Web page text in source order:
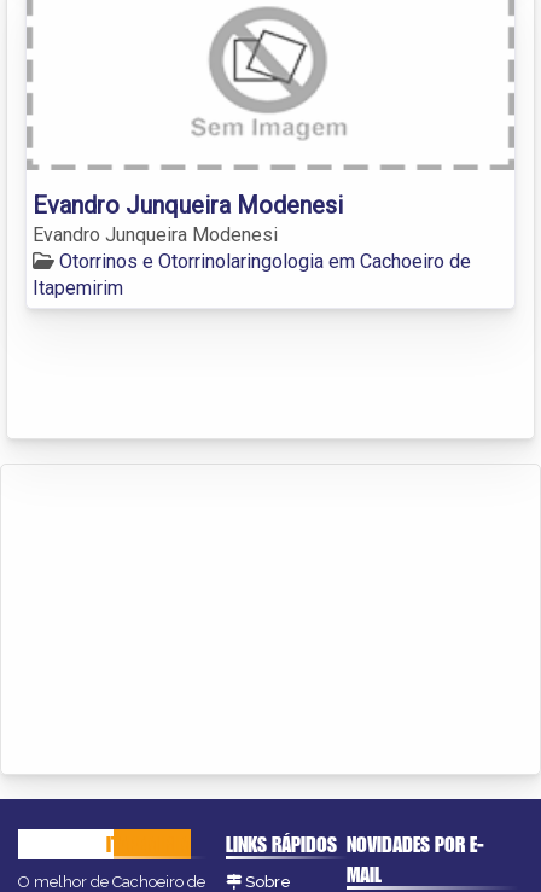
Evandro Junqueira Modenesi
Evandro Junqueira Modenesi
Otorrinos e Otorrinolaringologia em Cachoeiro de
Itapemirim
ITAPEMIRIM
O melhor de Cachoeiro de
LINKS RÁPIDOS
Sobre
NOVIDADES POR E-
MAIL